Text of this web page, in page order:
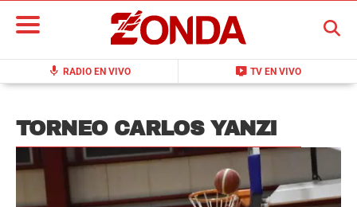
mic RADIO EN VIVO live_tv TV EN VIVO
BUSCAR
TORNEO CARLOS YANZI